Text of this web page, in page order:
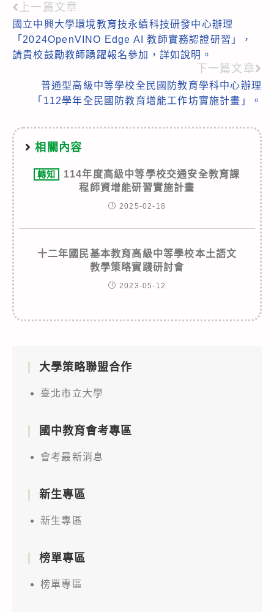
Read
more
articles
上一篇文章
國立中興大學環境教育技永續科技研發中心辦理
「2024OpenVINO Edge AI 教師實務認證研習」，
請貴校鼓勵教師踴躍報名參加，詳如說明。
下一篇文章
普通型高級中等學校全民國防教育學科中心辦理
「112學年全民國防教育增能工作坊實施計畫」。
相關內容
轉知
114年度高級中等學校交通安全教育課
程師資增能研習實施計畫
2025-02-18
十二年國民基本教育高級中等學校本土語文
教學策略實踐研討會
2023-05-12
大學策略聯盟合作
臺北市立大學
國中教育會考專區
會考最新消息
新生專區
新生專區
榜單專區
榜單專區